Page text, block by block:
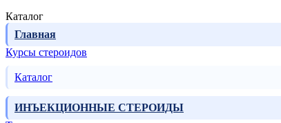
Каталог
Главная
Курсы стероидов
Каталог
ИНЪЕКЦИОННЫЕ СТЕРОИДЫ